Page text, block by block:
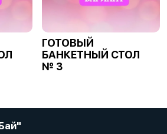
ГОТОВЫЙ
БАНКЕТНЫЙ СТОЛ
№ 3